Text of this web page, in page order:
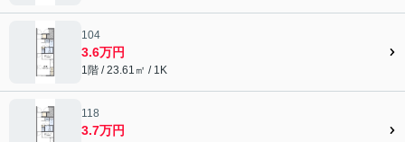
104
3.6万円
1階 / 23.61㎡ / 1K
118
3.7万円